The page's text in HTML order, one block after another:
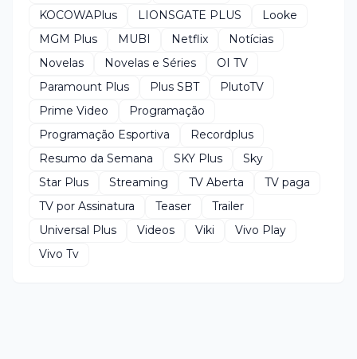
KOCOWAPlus
LIONSGATE PLUS
Looke
MGM Plus
MUBI Netflix
Notícias
Novelas
Novelas e Séries
OI TV
Paramount Plus
Plus SBT
PlutoTV
Prime Video
Programação
Programação Esportiva
Recordplus
Resumo da Semana
SKY Plus
Sky
Star Plus
Streaming TV Aberta
TV paga
TV por Assinatura
Teaser
Trailer
Universal Plus
Videos Viki
Vivo Play
Vivo Tv